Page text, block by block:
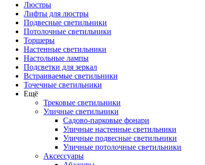
Люстры
Лифты для люстры
Подвесные светильники
Потолочные светильники
Торшеры
Настенные светильники
Настольные лампы
Подсветки для зеркал
Встраиваемые светильники
Точечные светильники
Ещё
Трековые светильники
Уличные светильники
Садово-парковые фонари
Уличные настенные светильники
Уличные подвесные светильники
Уличные потолочные светильники
Аксессуары